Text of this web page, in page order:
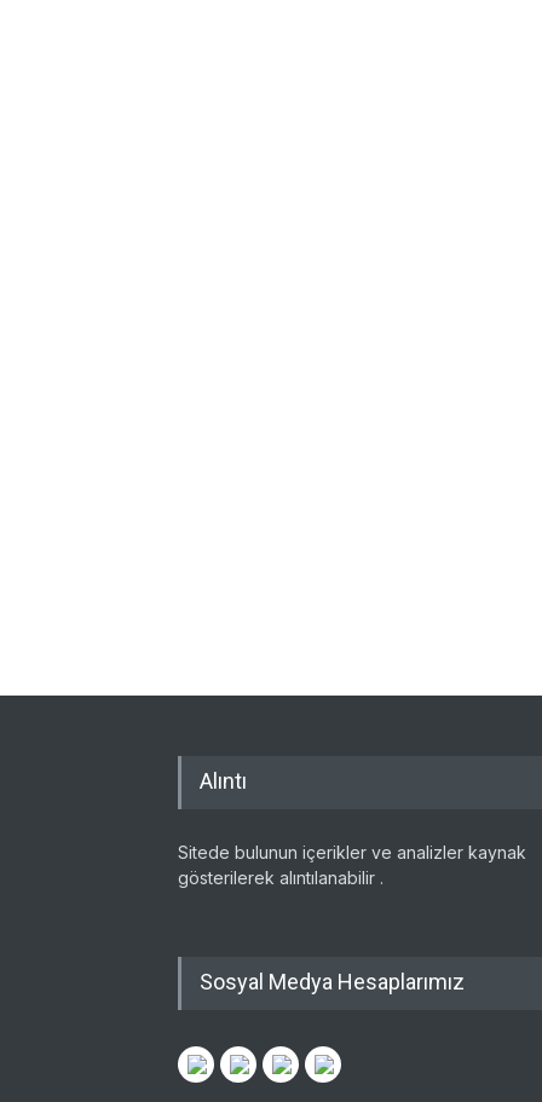
Alıntı
Sitede bulunun içerikler ve analizler kaynak
gösterilerek alıntılanabilir .
Sosyal Medya Hesaplarımız